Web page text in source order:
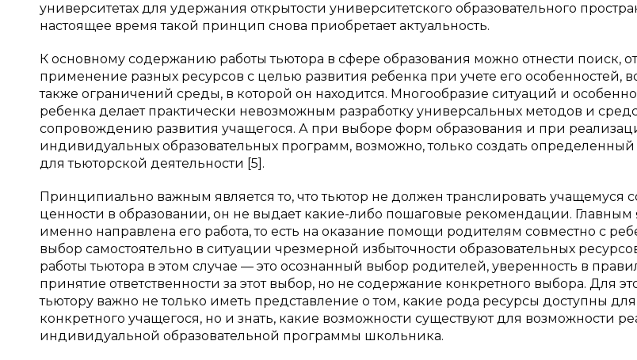
университетах для удержания открытости университетского образовательного
настоящее время такой принцип снова приобретает актуальность.
К основному содержанию работы тьютора в сфере образования можно отнести поиск,
применение разных ресурсов с целью развития ребенка при учете его особенностей,
также ограничений среды, в которой он находится. Многообразие ситуаций и
ребенка делает практически невозможным разработку универсальных методов и
сопровождению развития учащегося. А при выборе форм образования и при
индивидуальных образовательных программ, возможно, только создать
для тьюторской деятельности [5].
Принципиально важным является то, что тьютор не должен транслировать учащемуся
ценности в образовании, он не выдает какие-либо пошаговые рекомендации. Главным
именно направлена его работа, то есть на оказание помощи родителям совместно с
выбор самостоятельно в ситуации чрезмерной избыточности образовательных
работы тьютора в этом случае — это осознанный выбор родителей, уверенность в
принятие ответственности за этот выбор, но не содержание конкретного выбора. Для
тьютору важно не только иметь представление о том, какие рода ресурсы доступны
конкретного учащегося, но и знать, какие возможности существуют для возможности
индивидуальной образовательной программы школьника.